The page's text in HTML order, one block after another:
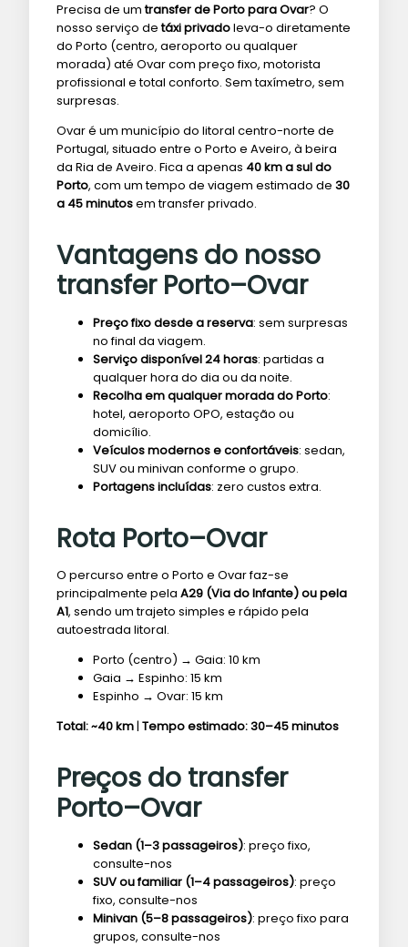
Precisa de umtransfer de Porto para Ovar? O
nosso serviço detáxi privadoleva-o diretamente
do Porto (centro, aeroporto ou qualquer
morada) até Ovar com preço fixo, motorista
profissional e total conforto. Sem taxímetro, sem
surpresas.
Ovar é um município do litoral centro-norte de
Portugal, situado entre o Porto e Aveiro, à beira
da Ria de Aveiro. Fica a apenas 40 km a sul do
Porto, com um tempo de viagem estimado de 30
a 45 minutosem transfer privado.
Vantagens do nosso
transfer Porto–Ovar
Preço fixo desde a reserva: sem surpresas
no final da viagem.
Serviço disponível 24 horas: partidas a
qualquer hora do dia ou da noite.
Recolha em qualquer morada do Porto:
hotel, aeroporto OPO, estação ou
domicílio.
Veículos modernos e confortáveis: sedan,
SUV ou minivan conforme o grupo.
Portagens incluídas: zero custos extra.
Rota Porto–Ovar
O percurso entre o Porto e Ovar faz-se
principalmente pela A29 (Via do Infante) ou pela
A1, sendo um trajeto simples e rápido pela
autoestrada litoral.
Porto (centro) → Gaia: 10 km
Gaia → Espinho: 15 km
Espinho → Ovar: 15 km
Total: ~40 km| Tempo estimado: 30–45 minutos
Preços do transfer
Porto–Ovar
Sedan (1–3 passageiros): preço fixo,
consulte-nos
SUV ou familiar (1–4 passageiros): preço
fixo, consulte-nos
Minivan (5–8 passageiros): preço fixo para
grupos, consulte-nos